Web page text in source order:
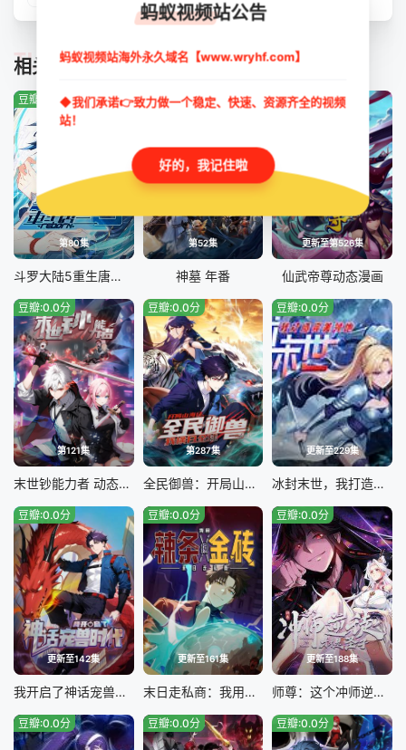
相关推荐
TUIJIAN
第80集
豆瓣:0.0分
斗罗大陆5重生唐三 动态漫画
第52集
豆瓣:2.7分
神墓 年番
更新至第526集
豆瓣:9.0分
仙武帝尊动态漫画
第121集
豆瓣:0.0分
末世钞能力者 动态漫画
第287集
豆瓣:0.0分
全民御兽：开局山海经，我横扫全球
更新至229集
豆瓣:0.0分
冰封末世，我打造完美领地
更新至142集
豆瓣:0.0分
我开启了神话宠兽时代
更新至161集
豆瓣:0.0分
末日走私商：我用辣条换金砖
更新至188集
豆瓣:0.0分
师尊：这个冲师逆徒才不是圣子
豆瓣:0.0分 豆瓣:0.0分 豆瓣:0.0分
蚂蚁视频站公告
蚂蚁视频站海外永久域名【www.wryhf.com】
◆我们承诺👉致力做一个稳定、快速、资源齐全的视频
站！
好的，我记住啦